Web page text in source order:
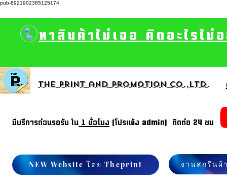
pub-8921902385125174
หาสินค้าไม่เจอ คิดอะไรไ
The print and promotion CO.,Ltd.
มีบรีการด่วนรอรับ ใน 1 ชั่วโมง (โปรแจ้ง admin) ติดต่อ 24 ชม
NEW Website โดย Theprint งานสกรีนผ้